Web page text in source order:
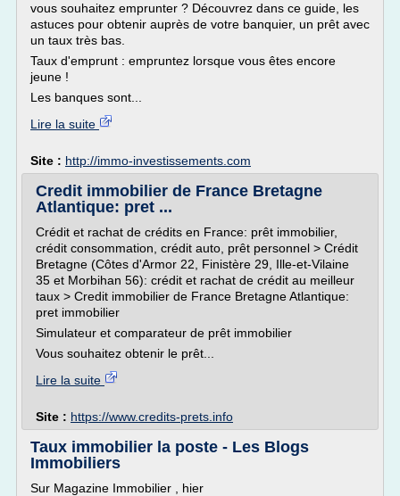
vous souhaitez emprunter ? Découvrez dans ce guide, les
astuces pour obtenir auprès de votre banquier, un prêt avec
un taux très bas.
Taux d'emprunt : empruntez lorsque vous êtes encore
jeune !
Les banques sont...
Lire la suite
Site : http://immo-investissements.com
Credit immobilier de France Bretagne
Atlantique: pret ...
Crédit et rachat de crédits en France: prêt immobilier,
crédit consommation, crédit auto, prêt personnel > Crédit
Bretagne (Côtes d'Armor 22, Finistère 29, Ille-et-Vilaine
35 et Morbihan 56): crédit et rachat de crédit au meilleur
taux > Credit immobilier de France Bretagne Atlantique:
pret immobilier
Simulateur et comparateur de prêt immobilier
Vous souhaitez obtenir le prêt...
Lire la suite
Site : https://www.credits-prets.info
Taux immobilier la poste - Les Blogs
Immobiliers
Sur Magazine Immobilier , hier